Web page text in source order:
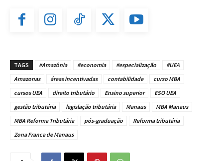
TAGS #Amazônia #economia #especialização
#UEA
Amazonas
áreas incentivadas contabilidade
curso MBA
cursos UEA
direito tributário Ensino superior
ESO UEA
gestão tributária
legislação tributária Manaus
MBA Manaus
MBA Reforma Tributária
pós-graduação
Reforma tributária
Zona Franca de Manaus